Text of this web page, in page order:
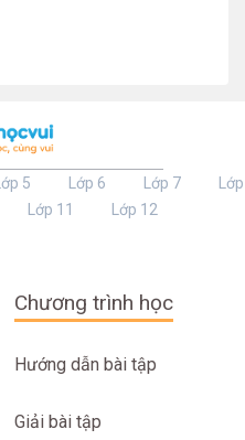
Lớp 5 Lớp 6 Lớp 7
Lớp
Lớp 11 Lớp 12
Chương trình học
Hướng dẫn bài tập
Giải bài tập